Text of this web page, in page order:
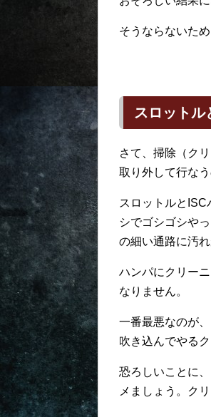
そうならないた
スロットル
さて、掃除（ク
取り外して行な
スロットルと
シでゴシゴシや
の細い通路に汚
ハンパにクリー
なりません。
一番最悪なのが
吹き込んでやる
恐ろしいことに
メましょう。ク